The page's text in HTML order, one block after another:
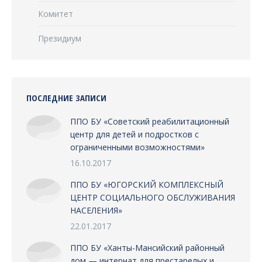
Комитет
Президиум
ПОСЛЕДНИЕ ЗАПИСИ
ППО БУ «Советский реабилитационный
центр для детей и подростков с
ограниченными возможностями»
16.10.2017
ППО БУ «ЮГОРСКИЙ КОМПЛЕКСНЫЙ
ЦЕНТР СОЦИАЛЬНОГО ОБСЛУЖИВАНИЯ
НАСЕЛЕНИЯ»
22.01.2017
ППО БУ «Ханты-Мансийский районный